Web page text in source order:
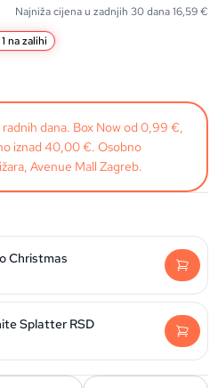
Najniža cijena u zadnjih 30 dana16,59€
na zalihi
dana. Box Now od 0,99 €,
iznad 40,00 €. Osobno
Avenue Mall Zagreb.
Christmas
Splatter RSD